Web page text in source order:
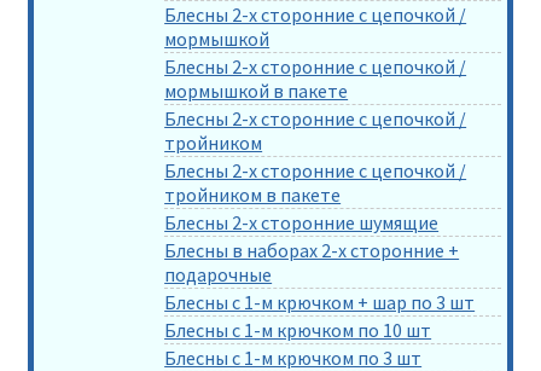
Блесны 2-х сторонние с цепочкой /
мормышкой
Блесны 2-х сторонние с цепочкой /
мормышкой в пакете
Блесны 2-х сторонние с цепочкой /
тройником
Блесны 2-х сторонние с цепочкой /
тройником в пакете
Блесны 2-х сторонние шумящие
Блесны в наборах 2-х сторонние +
подарочные
Блесны с 1-м крючком + шар по 3 шт
Блесны с 1-м крючком по 10 шт
Блесны с 1-м крючком по 3 шт